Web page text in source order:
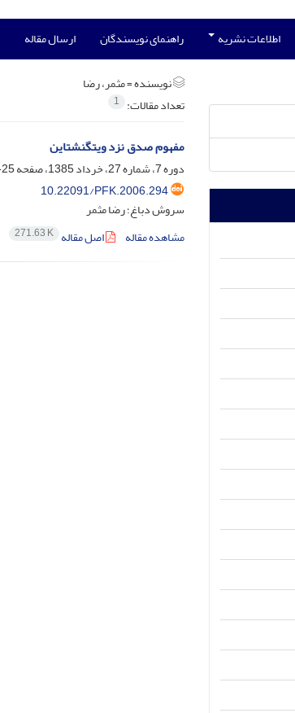
اطلاعات نشریه راهنمای نویسندگان ارسال مقاله
نویسنده =مثمر، رضا
تعداد مقالات: 1
مفهوم صدق نزد ویتگنشتاین
دوره 7، شماره 27، خرداد 1385، صفحه
25-60
10.22091/PFK.2006.294
سروش دباغ؛ رضا مثمر
مشاهده مقاله
اصل مقاله 271.63 K